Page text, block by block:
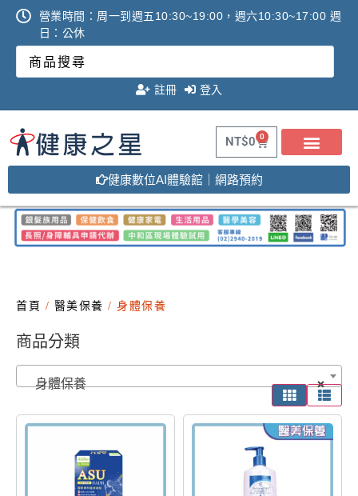
營業時間：周一到週五10:30~19:00，週六10:30~17:00 週
日：公休
註冊 登入
NT$0 0
健康數位AI體驗館｜網路預約
首頁 / 醫美保養 / 身體保養
商品分類
×
身體保養